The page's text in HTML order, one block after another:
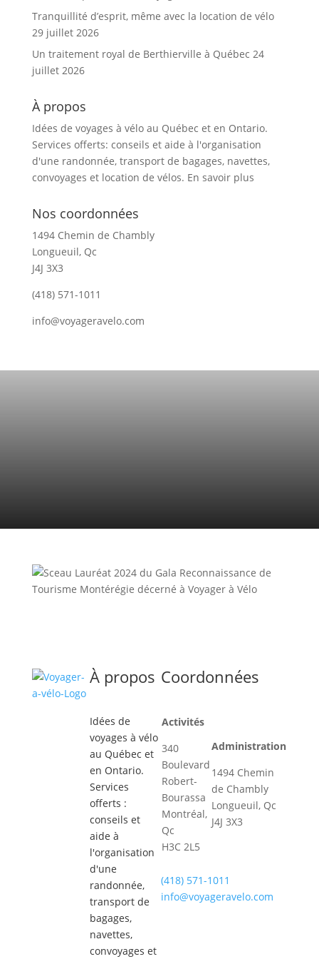
Tranquillité d’esprit, même avec la location de vélo
29 juillet 2026
Un traitement royal de Berthierville à Québec 24
juillet 2026
À propos
Idées de voyages à vélo au Québec et en Ontario.
Services offerts: conseils et aide à l'organisation
d'une randonnée, transport de bagages, navettes,
convoyages et location de vélos. En savoir plus
Nos coordonnées
1494 Chemin de Chambly
Longueuil, Qc
J4J 3X3
(418) 571-1011
info@voyageravelo.com
À propos
Idées de
voyages à vélo
au Québec et
en Ontario.
Services
offerts :
conseils et
aide à
l'organisation
d'une
randonnée,
transport de
bagages,
navettes,
convoyages et
Coordonnées
Activités
340
Boulevard
Robert-
Bourassa
Montréal,
Qc
H3C 2L5
Administration
1494 Chemin
de Chambly
Longueuil, Qc
J4J 3X3
(418) 571-1011
info@voyageravelo.com